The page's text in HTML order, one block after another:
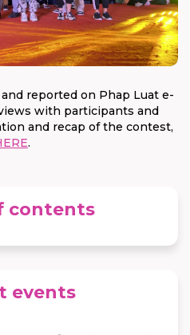
reported on Phap Luat e-
with participants and
and recap of the contest,
.
contents
events